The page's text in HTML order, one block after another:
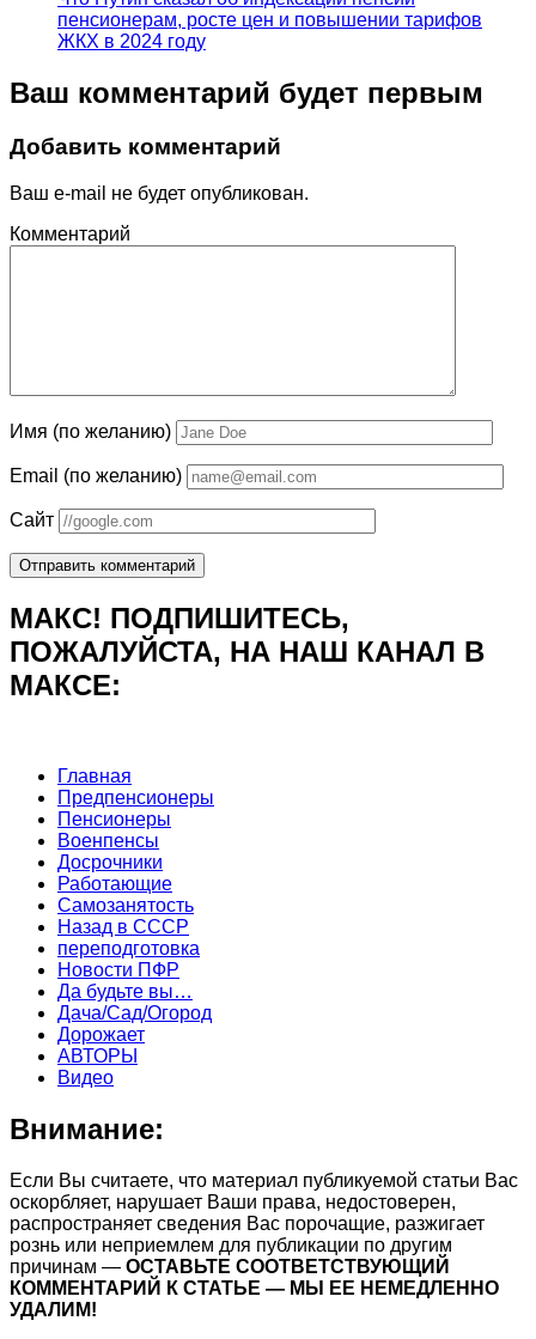
пенсионерам, росте цен и повышении тарифов
ЖКХ в 2024 году
Ваш комментарий будет первым
Добавить комментарий
Ваш e-mail не будет опубликован.
Комментарий
Имя (по желанию)
Email (по желанию)
Сайт
МАКС! ПОДПИШИТЕСЬ,
ПОЖАЛУЙСТА, НА НАШ КАНАЛ В
МАКСЕ:
Главная
Предпенсионеры
Пенсионеры
Военпенсы
Досрочники
Работающие
Самозанятость
Назад в СССР
переподготовка
Новости ПФР
Да будьте вы…
Дача/Сад/Огород
Дорожает
АВТОРЫ
Видео
Внимание:
Если Вы считаете, что материал публикуемой статьи Вас
оскорбляет, нарушает Ваши права, недостоверен,
распространяет сведения Вас порочащие, разжигает
рознь или неприемлем для публикации по другим
причинам — ОСТАВЬТЕ СООТВЕТСТВУЮЩИЙ
КОММЕНТАРИЙ К СТАТЬЕ — МЫ ЕЕ НЕМЕДЛЕННО
УДАЛИМ!